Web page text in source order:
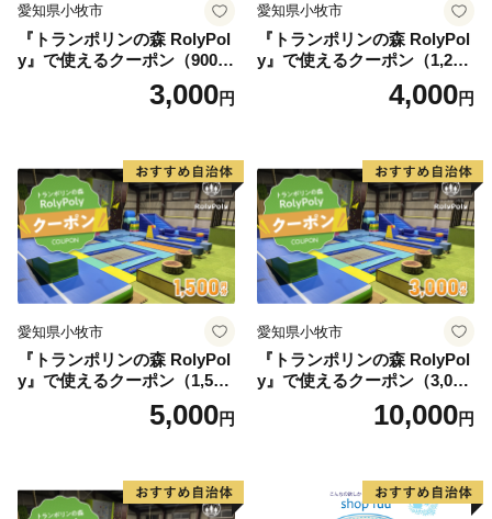
愛知県小牧市
『トランポリンの森 RolyPol
y』で使えるクーポン（900
3,000円
愛知県小牧市
『トランポリンの森 RolyPol
y』で使えるクーポン（1,200
4,000円
愛知県小牧市
『トランポリンの森 RolyPol
y』で使えるクーポン（1,500
5,000円
愛知県小牧市
『トランポリンの森 RolyPol
y』で使えるクーポン（3,000
10,000円